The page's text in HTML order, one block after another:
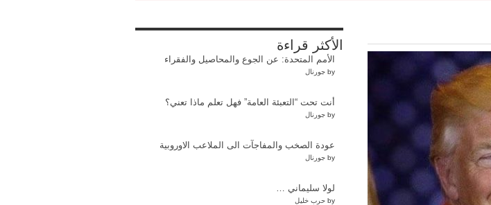
الأكثر قراءة
الأمم المتحدة: عن الجوع والمحاصيل والفقراء
by جورنال
أنت تحت “التعبئة العامة” فهل تعلم ماذا تعني؟
by جورنال
عودة الصخب والمفاجآت الى الملاعب الاوروبية
by جورنال
لولا سليماني …
by حرب خليل